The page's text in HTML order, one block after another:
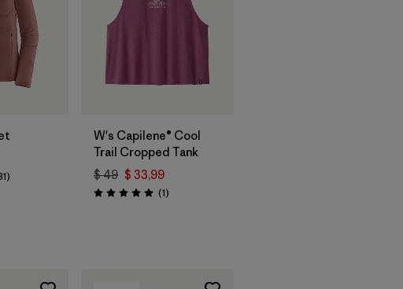
5Comentarios
)
W's Capilene® Cool
Trail Cropped Tank
$ 49 $ 33,99
Valoración: 5.0 / 5
(1Comentarios
)